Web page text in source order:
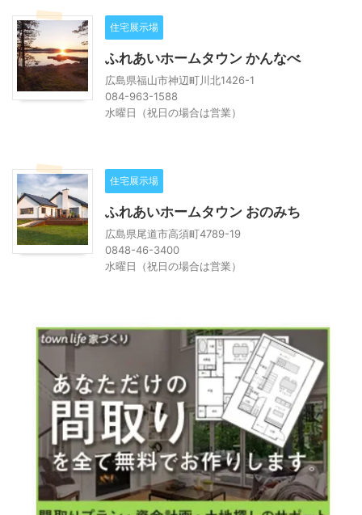
住宅展示場
ふれあいホームタウン かんなべ
広島県福山市神辺町川北1426-1
084-963-1588
水曜日（祝日の場合は営業）
住宅展示場
ふれあいホームタウン おのみち
広島県尾道市高須町4789-19
0848-46-3400
水曜日（祝日の場合は営業）